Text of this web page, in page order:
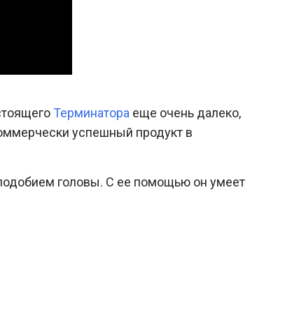
Терминатора еще очень далеко,
успешный продукт в
головы. С ее помощью он умеет